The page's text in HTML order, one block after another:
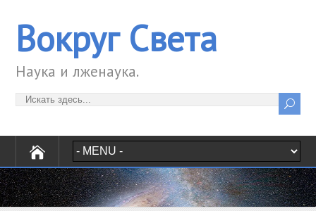
Вокруг Света
Наука и лженаука.